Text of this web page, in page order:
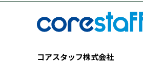
コアスタッフ株式会社